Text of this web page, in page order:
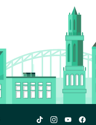
Studiekeuze123